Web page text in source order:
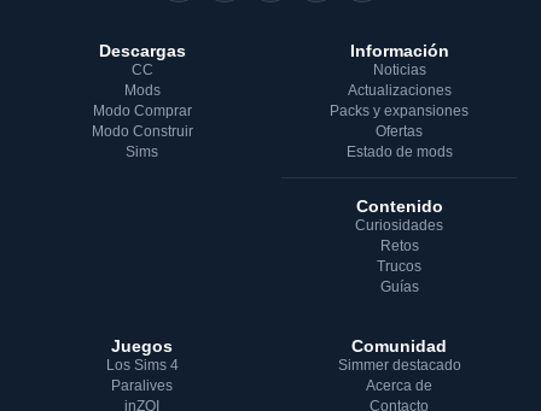
Descargas
CC
Mods
Modo Comprar
Modo Construir
Sims
Información
Noticias
Actualizaciones
Packs y expansiones
Ofertas
Estado de mods
Contenido
Curiosidades
Retos
Trucos
Guías
Juegos
Los Sims 4
Paralives
inZOI
Comunidad
Simmer destacado
Acerca de
Contacto